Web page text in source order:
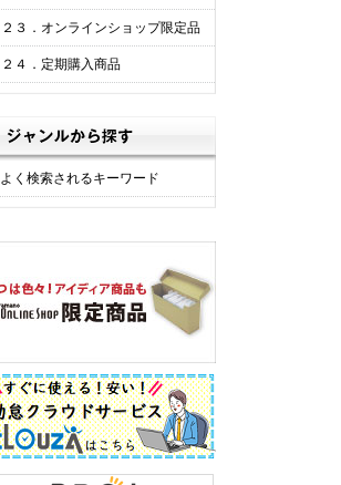
２３．オンラインショップ限定品
２４．定期購入商品
よく検索されるキーワード